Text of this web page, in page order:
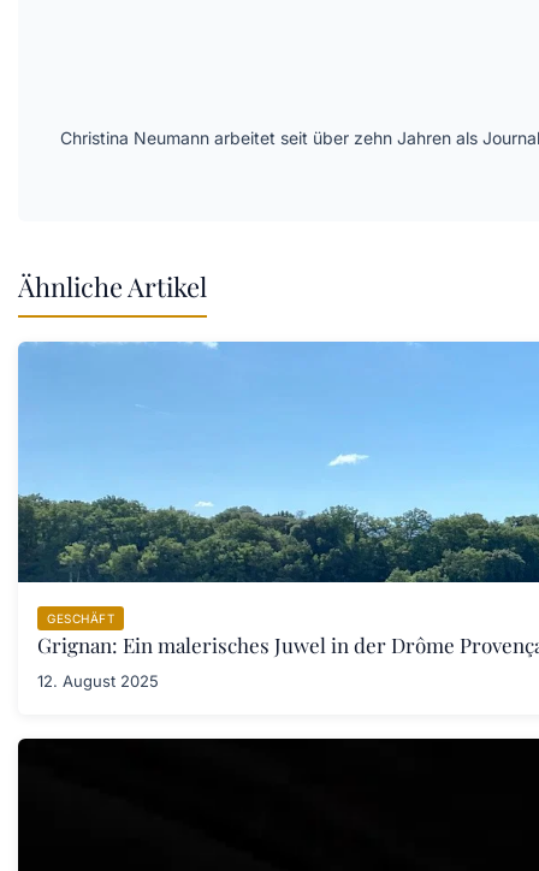
Christina Neumann arbeitet seit über zehn Jahren als
Ähnliche Artikel
GESCHÄFT
Grignan: Ein malerisches Juwel in der Drôme
12. August 2025